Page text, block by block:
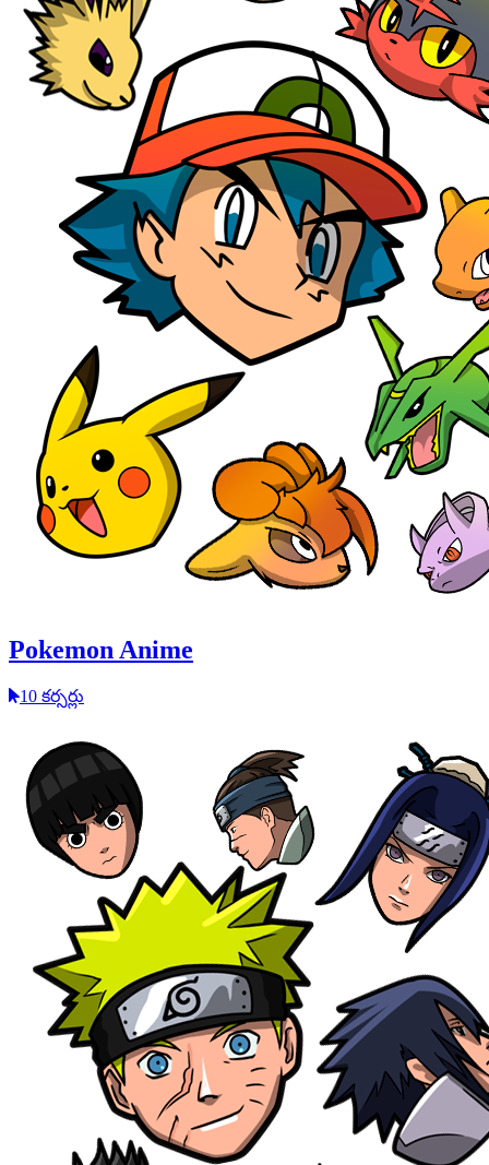
Pokemon Anime
10 కర్సర్లు